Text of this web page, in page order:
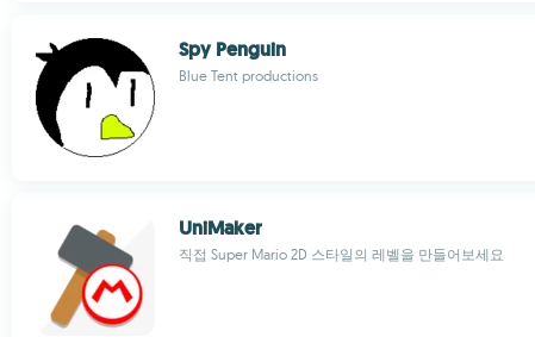
Spy Penguin
Blue Tent productions
UniMaker
직접 Super Mario 2D 스타일의 레벨을 만들어보세요